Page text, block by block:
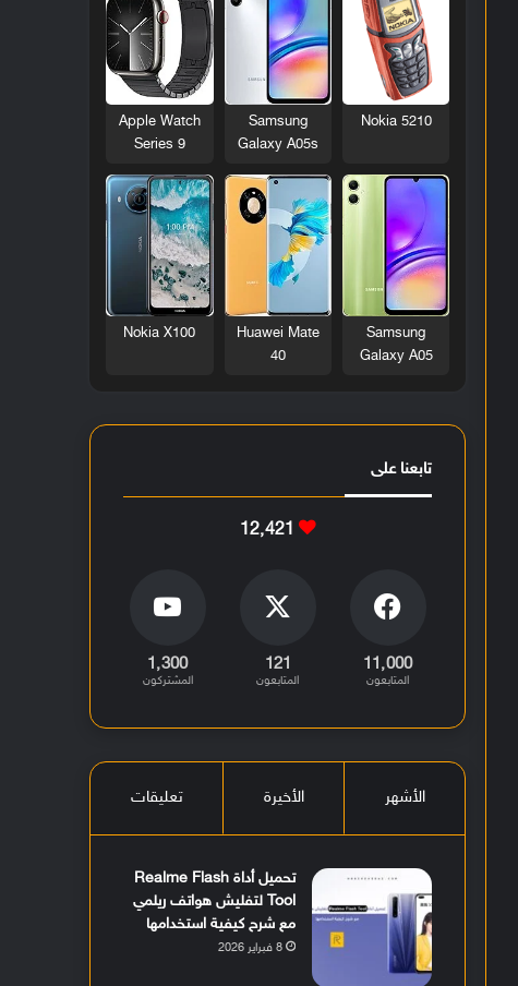
Nokia 5210
Samsung
Galaxy A05s
Apple Watch
Series 9
Samsung
Galaxy A05
Huawei Mate
40
Nokia X100
تابعنا على
12٬421
11٬000
المتابعون
121
المتابعون
1٬300
المشتركون
الأشهر الأخيرة تعليقات
تحميل أداة Realme Flash
Tool لتفليش هواتف ريلمي
مع شرح كيفية استخدامها
8 فبراير 2026